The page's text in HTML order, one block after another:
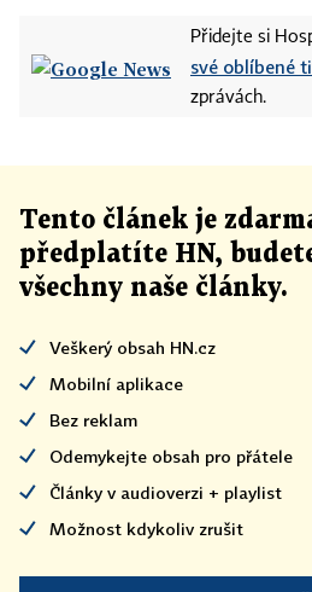
Přidejte si
své oblíbené
zprávách.
Tento článek je
předplatíte HN,
všechny naše články.
Veškerý obsah HN.cz
Mobilní aplikace
Bez reklam
Odemykejte obsah pro přátele
Články v audioverzi + playlist
Možnost kdykoliv zrušit